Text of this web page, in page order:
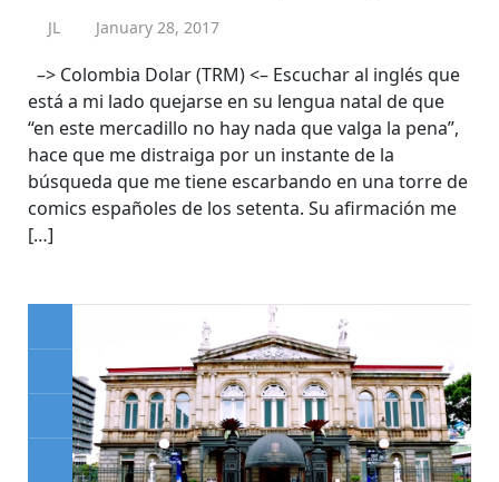
JL January 28, 2017
–> Colombia Dolar (TRM) <– Escuchar al inglés que
está a mi lado quejarse en su lengua natal de que
“en este mercadillo no hay nada que valga la pena”,
hace que me distraiga por un instante de la
búsqueda que me tiene escarbando en una torre de
comics españoles de los setenta. Su afirmación me
[…]